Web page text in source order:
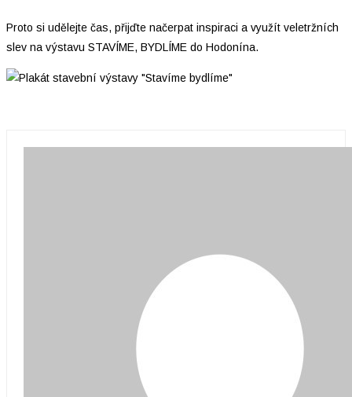
Proto si udělejte čas, přijďte načerpat inspiraci a využít veletržních
slev na výstavu STAVÍME, BYDLÍME do Hodonína.